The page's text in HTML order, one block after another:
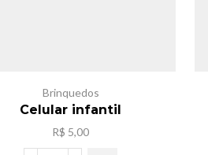
Brinquedos
Celular infantil
R$ 5,00